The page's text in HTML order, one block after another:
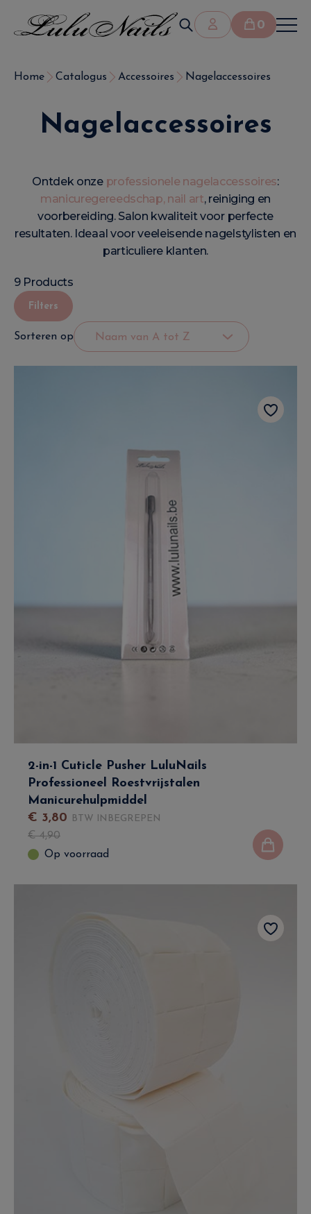
0
Home Catalogus Accessoires Nagelaccessoires
Nagelaccessoires
Ontdek onze professionele nagelaccessoires:
manicuregereedschap, nail art, reiniging en
voorbereiding. Salon kwaliteit voor perfecte
resultaten. Ideaal voor veeleisende nagelstylisten en
particuliere klanten.
9 Products
Filters
Sorteren op
2-in-1 Cuticle Pusher LuluNails
Professioneel Roestvrijstalen
Manicurehulpmiddel
€ 3,80 BTW INBEGREPEN
€4,90
Op voorraad